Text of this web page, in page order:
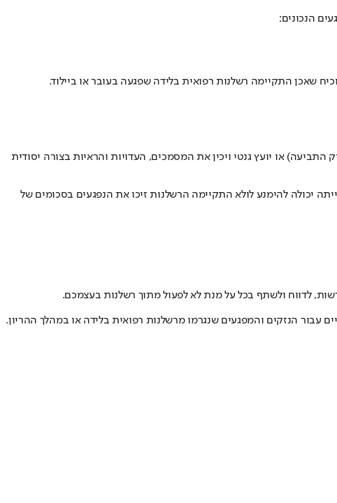
שאכן התקיימה רשלנות רפואית בלידה שפגעה בעובר או ביילוד.
או יועץ גנטי ויכין את המסמכים, העדויות והראיות בצורה יסודית
יכולה להימנע לולא התקיימה הרשלנות זיכו את הנפגעים בסכומים של
לדווח ולשתף בכל על מנת לא לפעול מתוך רשלנות בעצמכם.
עבור הנזקים והמפגעים שנגרמו מרשלנות רפואית בלידה או במהלך ההריון.